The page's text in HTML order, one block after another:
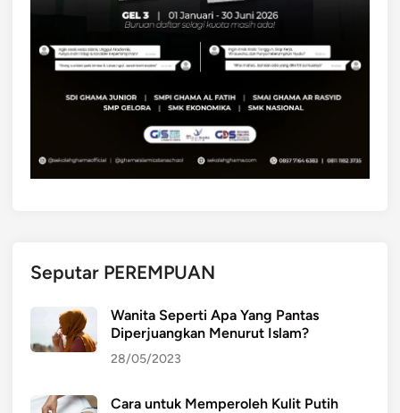
Seputar PEREMPUAN
Wanita Seperti Apa Yang Pantas
Diperjuangkan Menurut Islam?
28/05/2023
Cara untuk Memperoleh Kulit Putih